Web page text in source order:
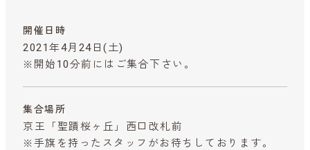
開催日時
2021年4月24日(土)
※開始10分前にはご集合下さい。
集合場所
京王「聖蹟桜ヶ丘」西口改札前
※手旗を持ったスタッフがお待ちしております。